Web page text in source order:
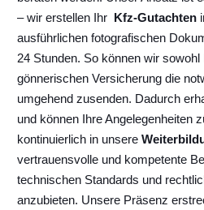
– wir erstellen Ihr Kfz-Gutachten
ausführlichen fotografischen
24 Stunden. So können wir
gönnerischen Versicherung die
umgehend zusenden. Dadurch
und können Ihre Angelegenheiten
kontinuierlich in unsere
vertrauensvolle und kompetente
technischen Standards und
anzubieten. Unsere Präsenz